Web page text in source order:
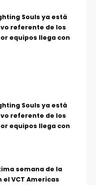
Souls ya está
referente de los
equipos llega con
Souls ya está
referente de los
equipos llega con
semana de la
VCT Americas